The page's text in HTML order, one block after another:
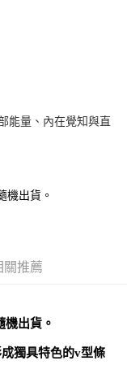
能量、內在覺知與直
機出貨。
關推薦
機出貨。
獨具特色的v型條